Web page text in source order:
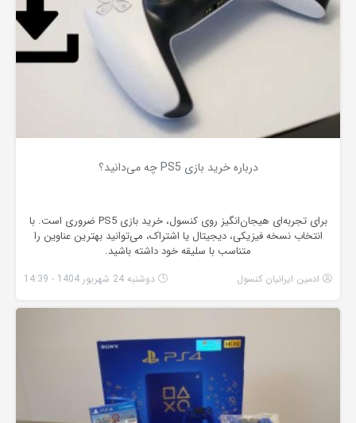
درباره خرید بازی PS5 چه می‌دانید؟
برای تجربه‌ای هیجان‌انگیز روی کنسول، خرید بازی PS5 ضروری است. با
انتخاب نسخه فیزیکی، دیجیتال یا اشتراک، می‌توانید بهترین عناوین را
متناسب با سلیقه خود داشته باشید.
ادمین ایرانیان کنسول دوشنبه 24 شهریور 1404 - 14:39